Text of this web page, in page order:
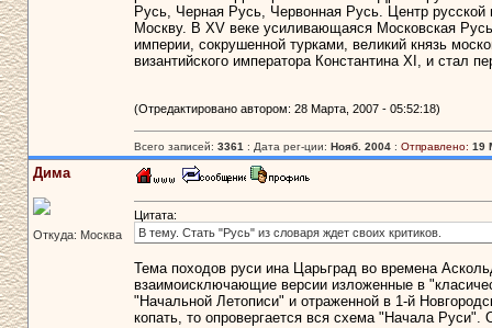
Русь, Черная Русь, Червонная Русь. Центр
Москву. В XV веке усиливающаяся Московская
империи, сокрушенной турками, великий князь
византийского императора Константина XI, и стал
(Отредактировано автором: 28 Марта, 2007 - 05:52:18)
Всего записей: 3361 : Дата рег-ции: Нояб. 2004: Отправлено: 19
Дима
Откуда: Москва
Цитата:
В тему. Стать "Русь" из словаря ждет своих критиков.
Тема походов руси ина Царьград во времена
взаимоисключающие версии изложенные в
"Начальной Летописи" и отраженной в 1-й
копать, то опровергается вся схема "Начала Руси".